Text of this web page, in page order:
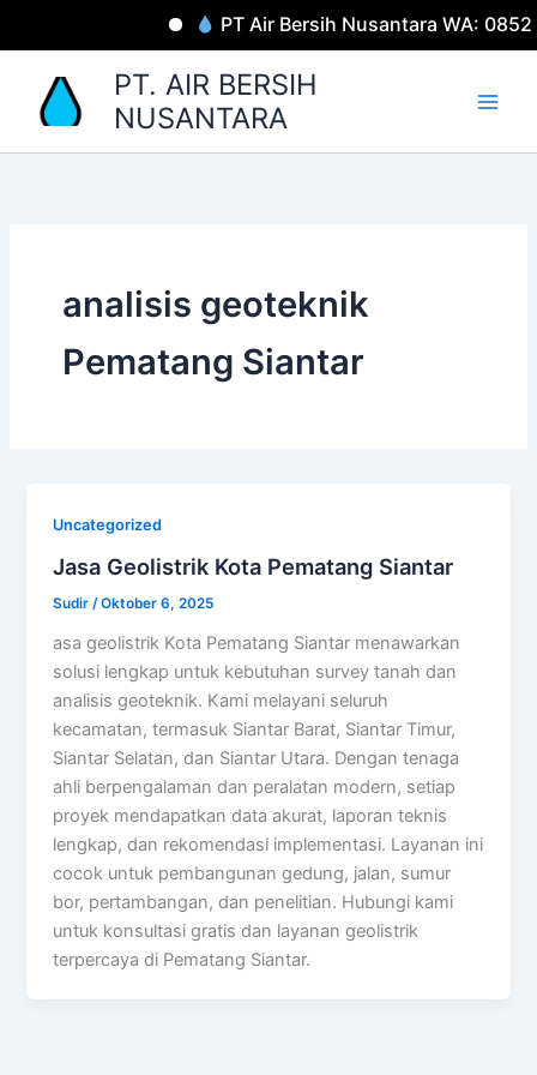
PT Air Bersih Nusantara WA:
PT. AIR BERSIH
NUSANTARA
analisis geoteknik
Pematang Siantar
Uncategorized
Jasa Geolistrik Kota Pematang Siantar
Sudir /Oktober 6, 2025
asa geolistrik Kota Pematang Siantar menawarkan
solusi lengkap untuk kebutuhan survey tanah dan
analisis geoteknik. Kami melayani seluruh
kecamatan, termasuk Siantar Barat, Siantar Timur,
Siantar Selatan, dan Siantar Utara. Dengan tenaga
ahli berpengalaman dan peralatan modern, setiap
proyek mendapatkan data akurat, laporan teknis
lengkap, dan rekomendasi implementasi. Layanan ini
cocok untuk pembangunan gedung, jalan, sumur
bor, pertambangan, dan penelitian. Hubungi kami
untuk konsultasi gratis dan layanan geolistrik
terpercaya di Pematang Siantar.